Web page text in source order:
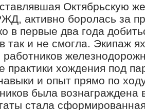
Октябрьскую
активно боролась за
в первые два года
так и не смогла. Экипаж
работников
практики хождения под
и опыт прямо по
была вознаграждена
стала